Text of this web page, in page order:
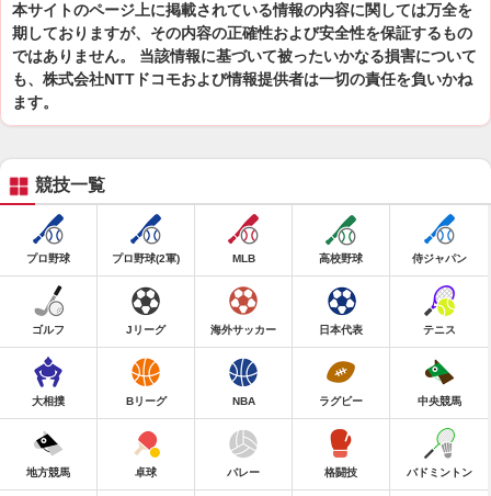
本サイトのページ上に掲載されている情報の内容に関しては万全を
期しておりますが、その内容の正確性および安全性を保証するもの
ではありません。 当該情報に基づいて被ったいかなる損害について
も、株式会社NTTドコモおよび情報提供者は一切の責任を負いかね
ます。
競技一覧
プロ野球 プロ野球(2軍) MLB 高校野球 侍ジャパン
ゴルフ Jリーグ 海外サッカー 日本代表 テニス
大相撲 Bリーグ NBA ラグビー 中央競馬
地方競馬 卓球 バレー 格闘技 バドミントン